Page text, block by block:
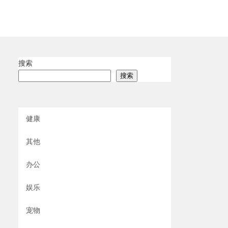
搜索
搜索
健康
其他
办公
娱乐
宠物